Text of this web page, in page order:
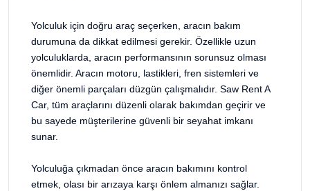
Yolculuk için doğru araç seçerken, aracın bakım
durumuna da dikkat edilmesi gerekir. Özellikle uzun
yolculuklarda, aracın performansının sorunsuz olması
önemlidir. Aracın motoru, lastikleri, fren sistemleri ve
diğer önemli parçaları düzgün çalışmalıdır. Saw Rent A
Car, tüm araçlarını düzenli olarak bakımdan geçirir ve
bu sayede müşterilerine güvenli bir seyahat imkanı
sunar.
Yolculuğa çıkmadan önce aracın bakımını kontrol
etmek, olası bir arızaya karşı önlem almanızı sağlar.